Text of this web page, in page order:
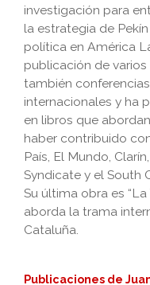
investigación para
la estrategia de
política en América
publicación de
también
internacionales y ha
en libros que
haber contribuido
País, El Mundo,
Syndicate y el South
Su última obra es “La
aborda la trama
Cataluña.
Publicaciones de